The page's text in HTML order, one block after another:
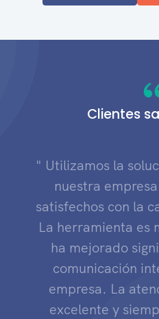
Clientes
" Utilizamos la
nuestra
satisfechos con la
La herramienta es
ha mejorado
comunicación
empresa. La
excelente y